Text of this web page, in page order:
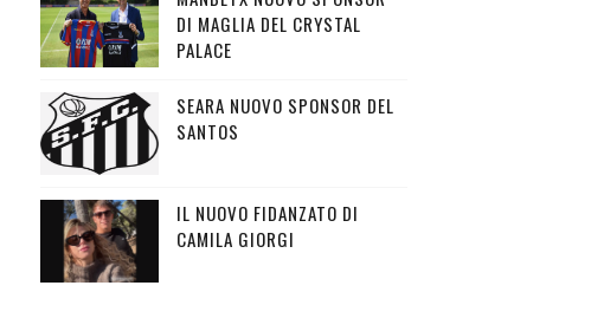
DI MAGLIA DEL CRYSTAL
PALACE
SEARA NUOVO SPONSOR DEL
SANTOS
IL NUOVO FIDANZATO DI
CAMILA GIORGI